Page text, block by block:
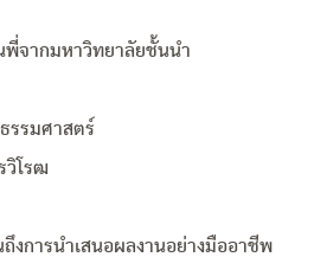
พี่จากมหาวิทยาลัยชั้นนำ
รรมศาสตร์
วิโรฒ
งการนำเสนอผลงานอย่างมืออาชีพ